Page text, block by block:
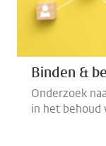
Binden &
Onderzoek
in het behoud